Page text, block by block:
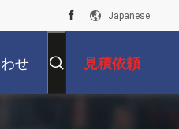
Japanese
せ 見積依頼